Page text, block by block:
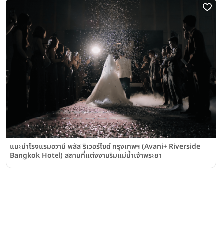
แนะนำโรงแรมอวานี พลัส ริเวอร์ไซด์ กรุงเทพฯ (Avani+ Riverside
Bangkok Hotel) สถานที่แต่งงานริมแม่น้ำเจ้าพระยา